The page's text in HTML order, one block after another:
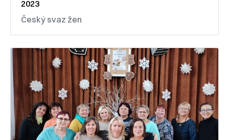
2023
Český svaz žen